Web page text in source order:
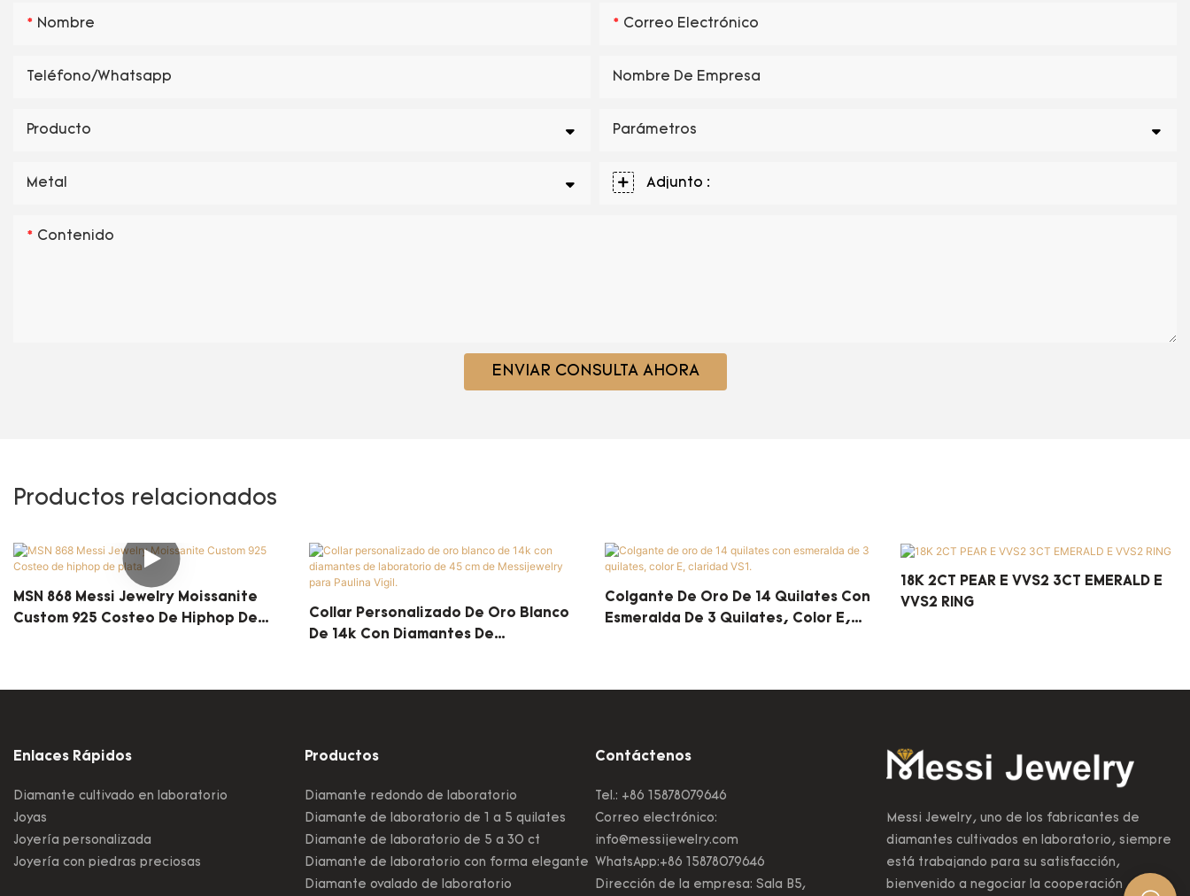
Nombre Correo Electrónico
Teléfono/whatsapp Nombre De Empresa
Producto Parámetros
Metal Adjunto :
Contenido
ENVIAR CONSULTA AHORA
Productos relacionados
MSN 868 Messi Jewelry Moissanite
Custom 925 Costeo De Hiphop De
Collar Personalizado De Oro Blanco
De 14k Con Diamantes De
Colgante De Oro De 14 Quilates Con
Esmeralda De 3 Quilates, Color E,
18K 2CT PEAR E VVS2 3CT EMERALD E
VVS2 RING
Enlaces Rápidos
Diamante cultivado en laboratorio
Joyas
Joyería personalizada
Joyería con piedras preciosas
Productos
Diamante redondo de laboratorio
Diamante de laboratorio de 1 a 5 quilates
Diamante de laboratorio de 5 a 30 ct
Diamante de laboratorio con forma elegante
Diamante ovalado de laboratorio
Contáctenos
Tel.: +86 15878079646
Correo electrónico:
info@messijewelry.com
WhatsApp:+86 15878079646
Dirección de la empresa: Sala B5,
Messi Jewelry, uno de los fabricantes de
diamantes cultivados en laboratorio, siempre
está trabajando para su satisfacción,
bienvenido a negociar la cooperación